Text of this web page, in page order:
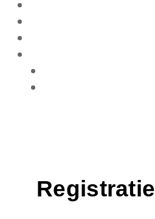
Registratie